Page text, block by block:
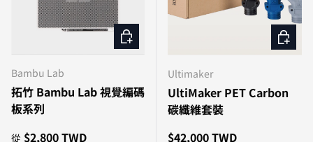
Bambu Lab
拓竹 Bambu Lab 視覺編碼
板系列
原價
從 $2,800 TWD
選擇選項
Ultimaker
UltiMaker PET Carbon
碳纖維套裝
原價
$42,000 TWD
加入購